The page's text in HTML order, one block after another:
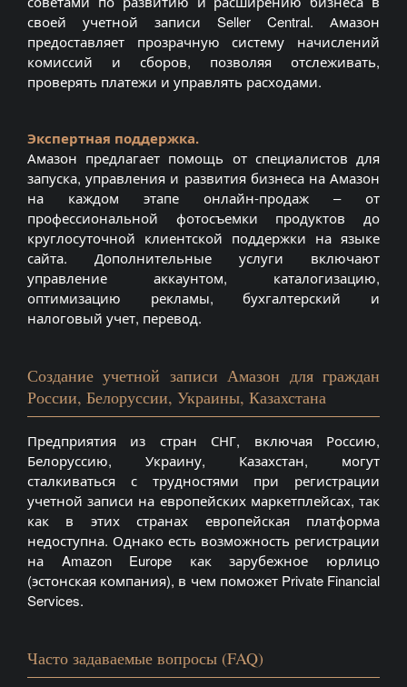
своей учетной записи Seller Central. Амазон
предоставляет прозрачную систему начислений
комиссий и сборов, позволяя отслеживать,
проверять платежи и управлять расходами.
Экспертная поддержка.
Амазон предлагает помощь от специалистов для
запуска, управления и развития бизнеса на Амазон
на каждом этапе онлайн-продаж – от
профессиональной фотосъемки продуктов до
круглосуточной клиентской поддержки на языке
сайта. Дополнительные услуги включают
управление аккаунтом, каталогизацию,
оптимизацию рекламы, бухгалтерский и
налоговый учет, перевод.
Создание учетной записи Амазон для граждан
России, Белоруссии, Украины, Казахстана
Предприятия из стран СНГ, включая Россию,
Белоруссию, Украину, Казахстан, могут
сталкиваться с трудностями при регистрации
учетной записи на европейских маркетплейсах, так
как в этих странах европейская платформа
недоступна. Однако есть возможность регистрации
на Amazon Europe как зарубежное юрлицо
(эстонская компания), в чем поможет Private Financial
Services.
Часто задаваемые вопросы (FAQ)